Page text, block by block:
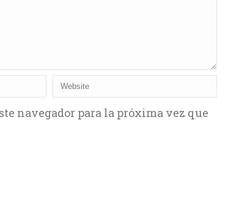
navegador para la próxima vez que